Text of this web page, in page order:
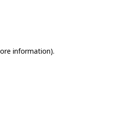
information).